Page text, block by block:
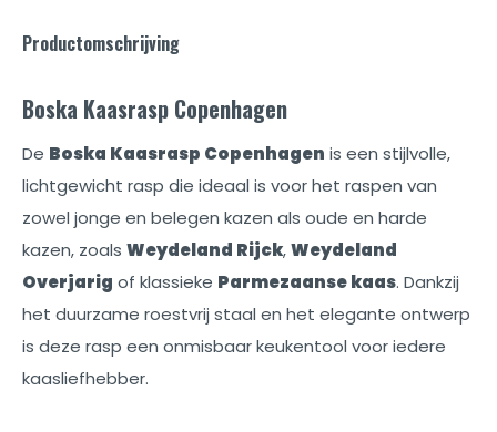
Productomschrijving
Boska Kaasrasp Copenhagen
De Boska Kaasrasp Copenhagen is een stijlvolle,
lichtgewicht rasp die ideaal is voor het raspen van
zowel jonge en belegen kazen als oude en harde
kazen, zoals Weydeland Rijck,Weydeland
Overjarig of klassieke Parmezaanse kaas. Dankzij
het duurzame roestvrij staal en het elegante ontwerp
is deze rasp een onmisbaar keukentool voor iedere
kaasliefhebber.